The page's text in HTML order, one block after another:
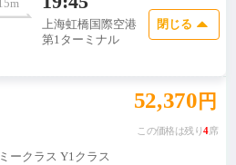
上海虹橋国際空港
第1ターミナル
閉じる
52,370 円
この価格は残り4席
ークラス Y1クラス